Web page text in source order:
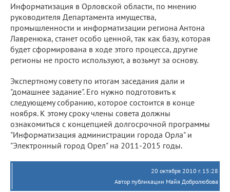
Информатизация в Орловской области, по мнению
руководителя Департамента имущества,
промышленности и информатизации региона Антона
Лавренюка, станет особо ценной, так как базу, которая
будет сформирована в ходе этого процесса, другие
регионы не просто используют, а возьмут за основу.
Экспертному совету по итогам заседания дали и
"домашнее задание". Его нужно подготовить к
следующему собранию, которое состоится в конце
ноября. К этому сроку члены совета должны
ознакомиться с концепцией долгосрочной программы
"Информатизация администрации города Орла" и
"Электронный город Орел" на 2011-2015 годы.
20 октября 2010 г. 15:28
Автор публикации Майя Добролюбова